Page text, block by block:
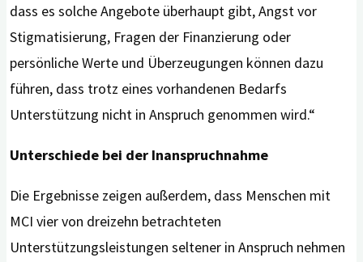
dass es solche Angebote überhaupt gibt, Angst vor
Stigmatisierung, Fragen der Finanzierung oder
persönliche Werte und Überzeugungen können dazu
führen, dass trotz eines vorhandenen Bedarfs
Unterstützung nicht in Anspruch genommen wird.“
Unterschiede bei der Inanspruchnahme
Die Ergebnisse zeigen außerdem, dass Menschen mit
MCI vier von dreizehn betrachteten
Unterstützungsleistungen seltener in Anspruch nehmen